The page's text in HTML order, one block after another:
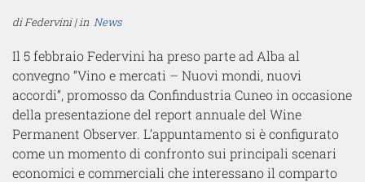
di Federvini | in News
Il 5 febbraio Federvini ha preso parte ad Alba al
convegno “Vino e mercati – Nuovi mondi, nuovi
accordi”, promosso da Confindustria Cuneo in occasione
della presentazione del report annuale del Wine
Permanent Observer. L’appuntamento si è configurato
come un momento di confronto sui principali scenari
economici e commerciali che interessano il comparto